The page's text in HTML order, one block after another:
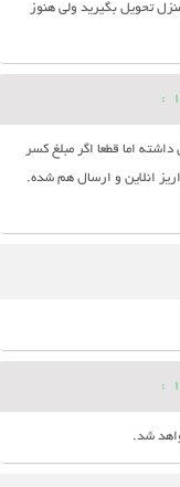
تحويل بگيريد ولي هنوز
:
اما قطعا اگر مبلغ کسر
انلاین و ارسال هم شده.
: